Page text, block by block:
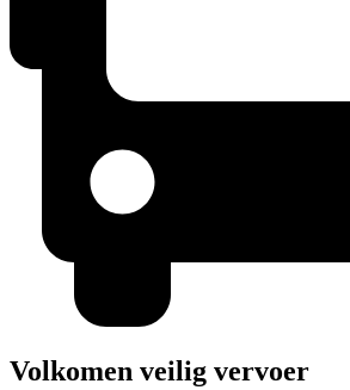
Volkomen veilig vervoer